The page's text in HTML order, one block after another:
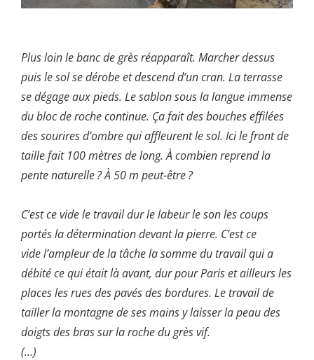
Plus loin le banc de grès réapparaît. Marcher dessus
puis le sol se dérobe et descend d’un cran. La terrasse
se dégage aux pieds. Le sablon sous la langue immense
du bloc de roche continue. Ça fait des bouches effilées
des sourires d’ombre qui affleurent le sol. Ici le front de
taille fait 100 mètres de long. À combien reprend la
pente naturelle ? À 50 m peut-être ?
C’est ce vide le travail dur le labeur le son les coups
portés la détermination devant la pierre. C’est ce
vide l’ampleur de la tâche la somme du travail qui a
débité ce qui était là avant, dur pour Paris et ailleurs les
places les rues des pavés des bordures. Le travail de
tailler la montagne de ses mains y laisser la peau des
doigts des bras sur la roche du grès vif.
(…)